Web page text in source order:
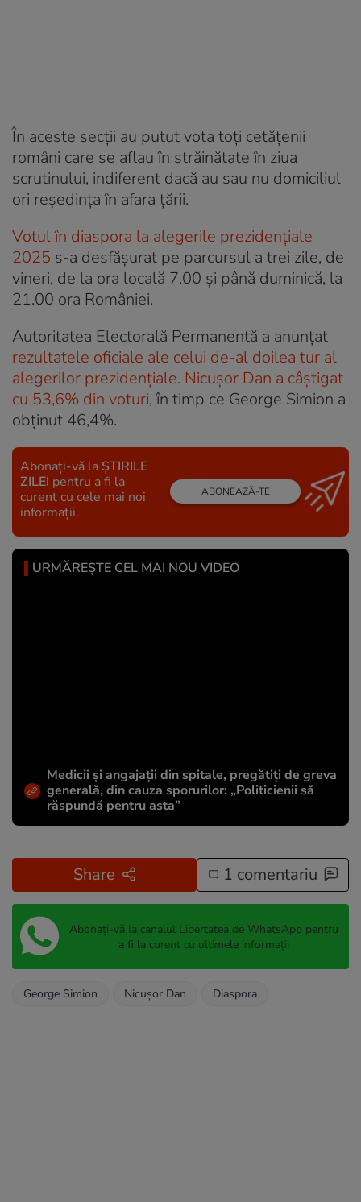
În aceste secții au putut vota toți cetățenii
români care se aflau în străinătate în ziua
scrutinului, indiferent dacă au sau nu domiciliul
ori reședința în afara țării.
Votul în diaspora la alegerile prezidențiale
2025 s-a desfășurat pe parcursul a trei zile, de
vineri, de la ora locală 7.00 și până duminică, la
21.00 ora României.
Autoritatea Electorală Permanentă a anunțat
rezultatele oficiale ale celui de-al doilea tur al
alegerilor prezidențiale. Nicușor Dan a câștigat
cu 53,6% din voturi, în timp ce George Simion a
obținut 46,4%.
Abonați-vă la ȘTIRILE
ZILEI pentru a fi la
curent cu cele mai noi
informații.
ABONEAZĂ-TE
URMĂREȘTE CEL MAI NOU VIDEO
Medicii și angajații din spitale, pregătiți de greva
generală, din cauza sporurilor: „Politicienii să
răspundă pentru asta”
Share 1 comentariu
Abonați-vă la canalul Libertatea de WhatsApp pentru
a fi la curent cu ultimele informații
George Simion Nicușor Dan Diaspora